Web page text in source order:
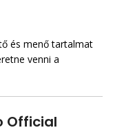
és menő tartalmat
venni a
Official